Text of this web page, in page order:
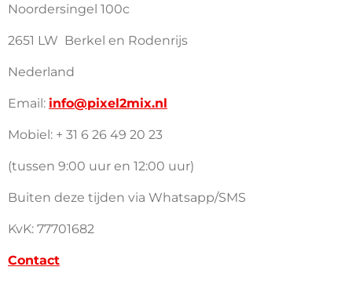
Noordersingel 100c
2651 LW Berkel en Rodenrijs
Nederland
Email: info@pixel2mix.nl
Mobiel: + 31 6 26 49 20 23
(tussen 9:00 uur en 12:00 uur)
Buiten deze tijden via Whatsapp/SMS
KvK: 77701682
Contact